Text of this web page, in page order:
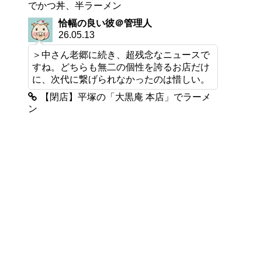
でかつ丼、半ラーメン
恰幅の良い彼＠管理人
26.05.13
＞中さん老郷に続き、超残念なニュースで
すね。どちらも無二の個性を誇るお店だけ
に、次代に繋げられなかったのは惜しい。
【閉店】平塚の「大黒庵 本店」でラーメ
ン